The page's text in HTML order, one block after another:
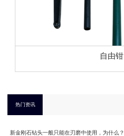
自由钳
热门资讯
新金刚石钻头一般只能在刃磨中使用，为什么？